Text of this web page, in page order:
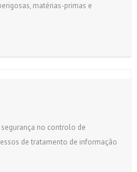
matérias-primas e
no controlo de
de tratamento de informação